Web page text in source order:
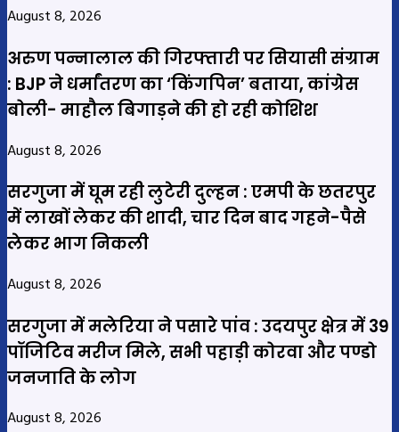
August 8, 2026
अरुण पन्नालाल की गिरफ्तारी पर सियासी संग्राम
: BJP ने धर्मांतरण का ‘किंगपिन’ बताया, कांग्रेस
बोली- माहौल बिगाड़ने की हो रही कोशिश
August 8, 2026
सरगुजा में घूम रही लुटेरी दुल्हन : एमपी के छतरपुर
में लाखों लेकर की शादी, चार दिन बाद गहने-पैसे
लेकर भाग निकली
August 8, 2026
सरगुजा में मलेरिया ने पसारे पांव : उदयपुर क्षेत्र में 39
पॉजिटिव मरीज मिले, सभी पहाड़ी कोरवा और पण्डो
जनजाति के लोग
August 8, 2026